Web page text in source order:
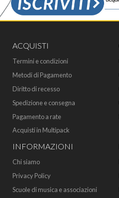
ACQUISTI
Termini e condizioni
Metodi di Pagamento
Diritto di recesso
Spedizione e consegna
Pagamento a rate
Acquisti in Multipack
INFORMAZIONI
Chi siamo
Privacy Policy
Scuole di musica e associazioni